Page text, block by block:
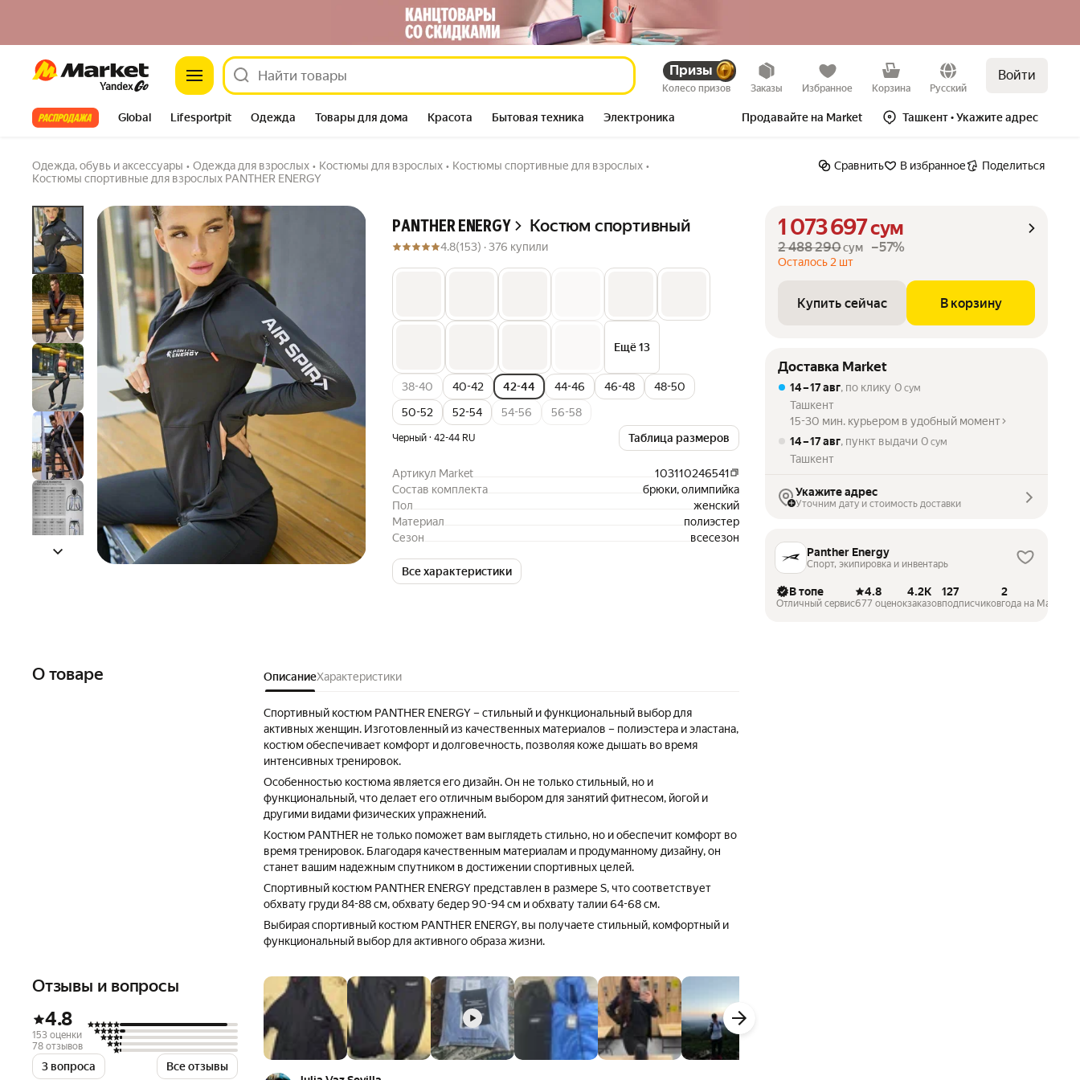
Market Призы
Колесо призов Заказы Избранное Корзина Русский
Войти
Все хиты Global Lifesportpit Одежда Товары для дома Красота Бытовая техника Электроника Продавайте на Market Ташкент• Укажите адрес
Одежда, обувь и аксессуары • Одежда для взрослых • Костюмы для взрослых • Костюмы спортивные для взрослых •
Костюмы спортивные для взрослых PANTHER ENERGY
Сравнить В избранное Поделиться
PANTHER ENERGY Костюм спортивный
4.8(153) ·376 купили
Ещё 13
38-40 40-42 42-44 44-46 46-48
48-50
50-52
52-54 54-56 56-58
Черный · 42-44 RU Таблица размеров
Артикул Market
103110246541
Состав комплекта
брюки, олимпийка
Пол
женский
Материал
полиэстер
Сезон
всесезон
Все характеристики
1 073 697сум
2 488 290сум –57%
Осталось 2 шт
Купить сейчас В корзину
Костюм спортивный
4.8(153) · 376 купили 2 488 290сум –57%
Купить сейчас В корзину
Доставка Market
14 – 17 авг, по клику 0 сум
Ташкент
15-30 мин. курьером в удобный момент
14 – 17 авг, пункт выдачи 0 сум
Ташкент
Укажите адрес
Уточним дату и стоимость доставки
Panther Energy
Спорт, экипировка и инвентарь
В топе
Отличный сервис
4.8
677 оценок
4.2K
заказов
127
подписчиков
2
года на Маркете
О товаре ОписаниеХарактеристики
Спортивный костюм PANTHER ENERGY – стильный и функциональный выбор для
активных женщин. Изготовленный из качественных материалов – полиэстера и эластана,
костюм обеспечивает комфорт и долговечность, позволяя коже дышать во время
интенсивных тренировок.
Особенностью костюма является его дизайн. Он не только стильный, но и
функциональный, что делает его отличным выбором для занятий фитнесом, йогой и
другими видами физических упражнений.
Костюм PANTHER не только поможет вам выглядеть стильно, но и обеспечит комфорт во
время тренировок. Благодаря качественным материалам и продуманному дизайну, он
станет вашим надежным спутником в достижении спортивных целей.
Спортивный костюм PANTHER ENERGY представлен в размере S, что соответствует
обхвату груди 84-88 см, обхвату бедер 90-94 см и обхвату талии 64-68 см.
Выбирая спортивный костюм PANTHER ENERGY, вы получаете стильный, комфортный и
функциональный выбор для активного образа жизни.
Отзывы и вопросы
4.8
153 оценки
78 отзывов
3 вопроса
Все отзывы